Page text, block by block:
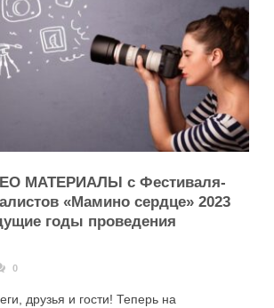
МАТЕРИАЛЫ с Фестиваля-
«Мамино сердце» 2023
годы проведения
0
друзья и гости! Теперь на